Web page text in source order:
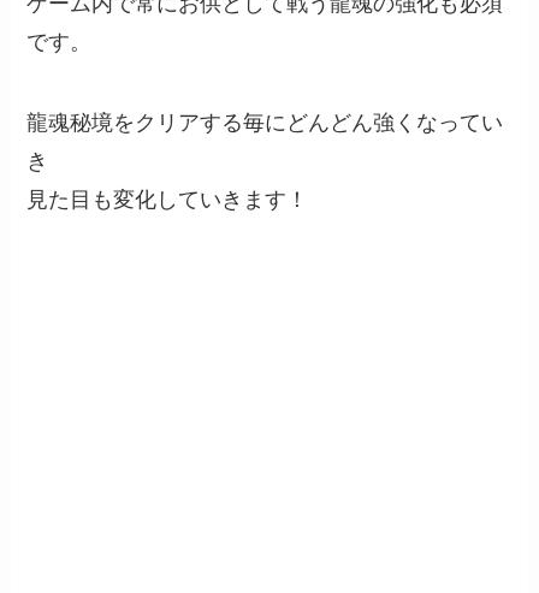
です。
龍魂秘境をクリアする毎にどんどん強くなってい
き
見た目も変化していきます！